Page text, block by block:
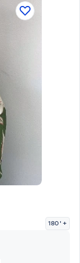
180 ' +